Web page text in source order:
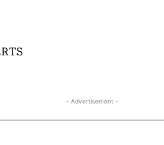
- Advertisement -